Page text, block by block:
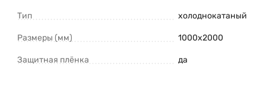
Тип холоднокатаный
Размеры (мм) 1000х2000
Защитная плёнка да